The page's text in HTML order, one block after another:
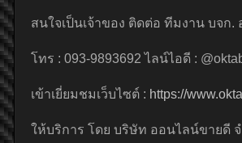
สนใจเป็นเจ้าของ ติดต่อ ทีมงาน บจก
โทร : 093-9893692 ไลน์ไอดี :
เข้าเยี่ยมชมเว็บไซต์ : https://
ให้บริการ โดย บริษัท ออนไลน์ขายดี